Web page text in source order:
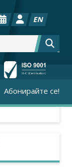
EN
Абонирайте се!